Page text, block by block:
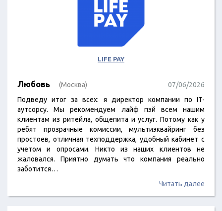
LIFE PAY
Любовь (Москва)
07/06/2026
Подведу итог за всех: я директор компании по IT-
аутсорсу. Мы рекомендуем лайф пэй всем нашим
клиентам из ритейла, общепита и услуг. Потому как у
ребят прозрачные комиссии, мультиэквайринг без
простоев, отличная техподдержка, удобный кабинет с
учетом и опросами. Никто из наших клиентов не
жаловался. Приятно думать что компания реально
заботится…
Читать далее